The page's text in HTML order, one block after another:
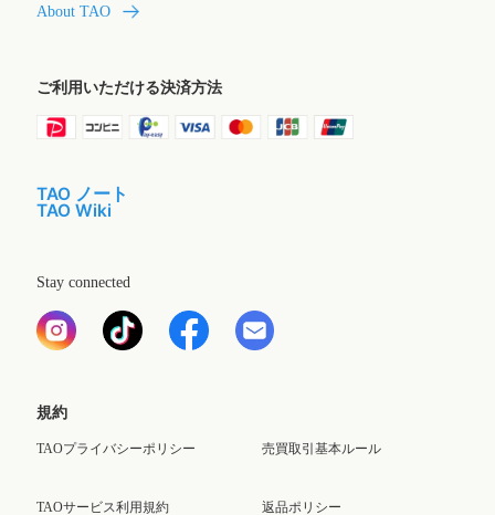
About TAO
ご利用いただける決済方法
TAO ノート
TAO Wiki
Stay connected
規約
TAOプライバシーポリシー
TAOサービス利用規約
売買取引基本ルール
返品ポリシー